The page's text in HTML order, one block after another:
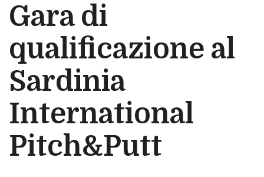
Gara di
qualificazione al
Sardinia
International
Pitch&Putt